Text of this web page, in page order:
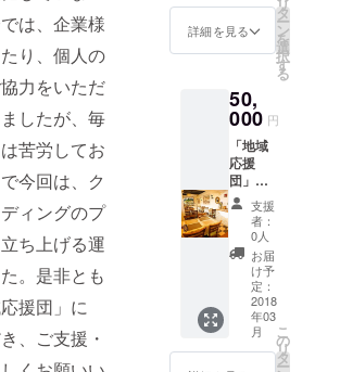
は、企業様
り、個人の
力をいただ
したが、毎
苦労してお
今回は、ク
ィングのプ
ち上げる運
。是非とも
援団」に
、ご支援・
無： ・
応援し
町村（1
の
み）：
・掲載
したい
お名
前： ----
--------
ザー・
ペルー
2000円
分 ②ペ
ルーの
ポスト
カード
5枚セッ
ト 『備
考欄』
に以下
をご記
入くだ
さいま
すよう
宜しく
お願い
いたし
にお名
前を記
載 ③報
告書に
を記載
④パン
フレッ
ト・報
告書の
郵送(各
1冊)
「ペ
ルーの
味や雰
囲気を
お届
け」と
して、
①ピ
ザー・
詳細を見る
タ
ー
ン
を
選
択
す
る
50,
000 円
「地域
応援
団」と
して、
①公式
Web
ページ
にお名
前を掲
載 ②パ
ンフ
レット
にお名
支援
者：
0人
お届
け予
定：
2018
年03
月
こ
の
リ
タ
ー